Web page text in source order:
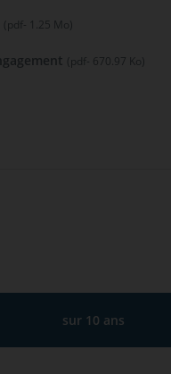
(pdf- 1.25 Mo)
(pdf- 670.97 Ko)
sur 10 ans